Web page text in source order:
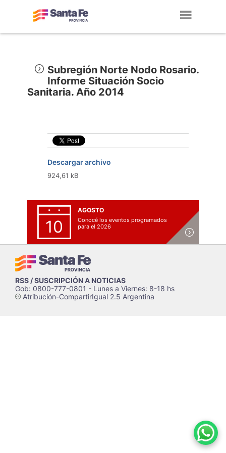
Subregión Norte Nodo Rosario.
Informe Situación Socio
Sanitaria. Año 2014
Descargar archivo
924,61 kB
10
AGOSTO
Conocé los eventos programados
para el 2026
RSS / SUSCRIPCIÓN A NOTICIAS
Gob: 0800-777-0801 - Lunes a Viernes: 8-18 hs
cAtribución-CompartirIgual 2.5 Argentina